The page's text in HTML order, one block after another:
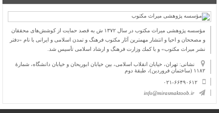
مؤسسه پژوهشی میراث مكتوب در سال ۱۳۷۲ ش به قصد حمایت از كوشش‌های محققان
و مصححان و احیا و انتشار مهمترین آثار مكتوب فرهنگ و تمدن اسلامی و ایرانی با نام «دفتر
نشر میراث مكتوب» و با كمك وزارت فرهنگ و ارشاد اسلامی تأسیس شد.
نشانی: تهران، خیابان انقلاب اسلامی، بین خیابان ابوریحان و خیابان دانشگاه، شمارۀ
۱۱۸۲ (ساختمان فروردین)، طبقۀ دوم
۰۲۱-۶۶۴۹۰۶۱۲
info@mirasmaktoob.ir